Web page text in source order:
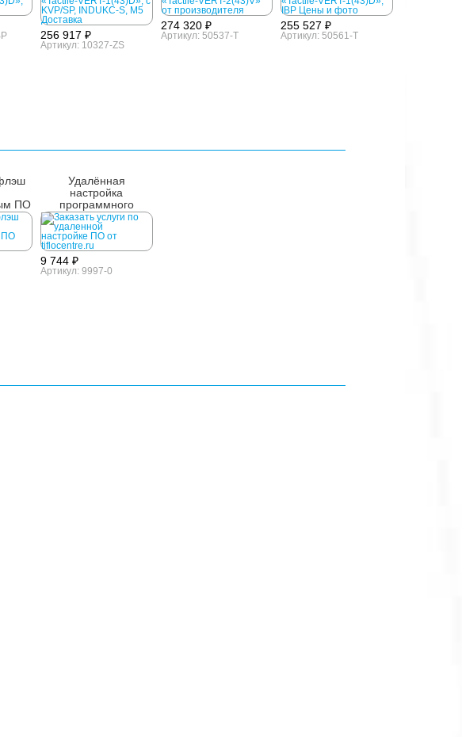
256 917 ₽
Артикул: 10327-ZS
274 320 ₽
Артикул: 50537-T
255 527 ₽
Артикул: 50561-T
ПО
Удалённая
настройка
программного
обеспечения
9 744 ₽
Артикул: 9997-0